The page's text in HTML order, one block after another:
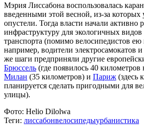
Мэрия Лиссабона воспользовалась
введенными этой весной, из-за которых
опустели. Тогда власти начали активно
инфраструктуру для экологичных
транспорта (помимо велосипедистов ею
например, водители электросамокатов
же шаги предприняли другие
Брюссель (где появилось 40
Милан (35 километров) и Париж (здесь
планируется сделать пригодными для
улицы).
Фото: Helio Dilolwa
Теги: лиссабонвелосипедыурбанистика